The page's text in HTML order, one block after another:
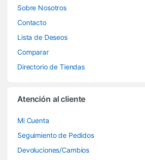
Sobre Nosotros
Contacto
Lista de Deseos
Comparar
Directorio de Tiendas
Atención al cliente
Mi Cuenta
Seguimiento de Pedidos
Devoluciones/Cambios